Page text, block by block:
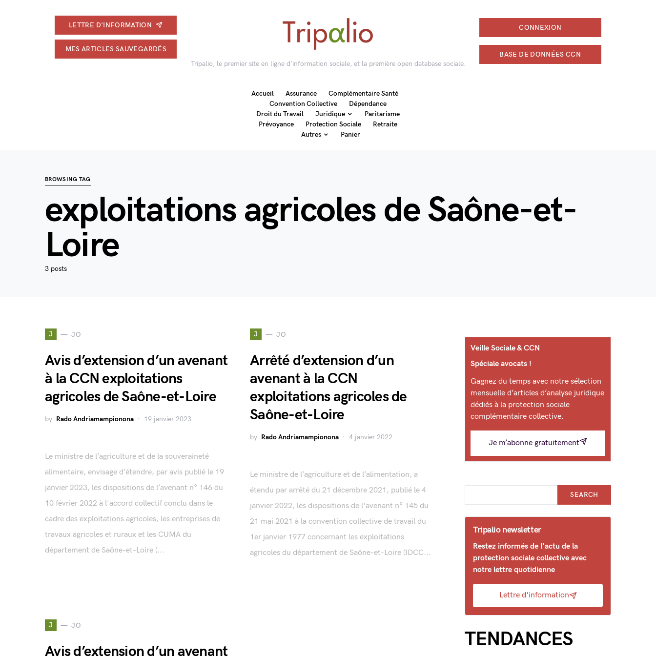
LETTRE D'INFORMATION
MES ARTICLES SAUVEGARDÉS
Tripalio, le premier site en ligne d'information sociale, et la première open database sociale.
CONNEXION
BASE DE DONNÉES CCN
Accueil Assurance
Complémentaire Santé
Convention Collective
Dépendance
Droit du Travail
Juridique
Paritarisme
Prévoyance
Protection Sociale
Retraite
Autres
Panier
BROWSING TAG
exploitations agricoles de Saône-et-
Loire
3 posts
J JO
Avis d’extension d’un avenant
à la CCN exploitations
agricoles de Saône-et-Loire
by Rado Andriamampionona 19 janvier 2023
Le ministre de l’agriculture et de la souveraineté
alimentaire, envisage d’étendre, par avis publié le 19
janvier 2023, les dispositions de l’avenant n° 146 du
10 février 2022 à l'accord collectif conclu dans le
cadre des exploitations agricoles, les entreprises de
travaux agricoles et ruraux et les CUMA du
département de Saône-et-Loire (...
J JO
Arrêté d’extension d’un
avenant à la CCN
exploitations agricoles de
Saône-et-Loire
by Rado Andriamampionona 4 janvier 2022
Le ministre de l’agriculture et de l’alimentation, a
étendu par arrêté du 21 décembre 2021, publié le 4
janvier 2022, les dispositions de l'avenant n° 145 du
21 mai 2021 à la convention collective de travail du
1er janvier 1977 concernant les exploitations
agricoles du département de Saône-et-Loire (IDCC...
J JO
Avis d’extension d’un avenant
Veille Sociale & CCN
Spéciale avocats !
Gagnez du temps avec notre sélection
mensuelle d’articles d’analyse juridique
dédiés à la protection sociale
complémentaire collective.
Je m’abonne gratuitement
SEARCH
Tripalio newsletter
Restez informés de l'actu de la
protection sociale collective avec
notre lettre quotidienne
Lettre d'information
TENDANCES